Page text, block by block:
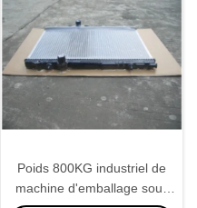
Poids 800KG industriel de
machine d'emballage sous